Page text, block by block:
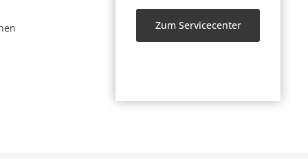
Zum Servicecenter